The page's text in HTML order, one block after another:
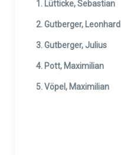
Lütticke, Sebastian
Gutberger, Leonhard
Gutberger, Julius
Pott, Maximilian
Vöpel, Maximilian